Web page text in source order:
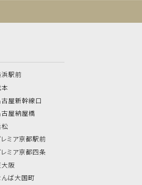
駅前
屋新幹線口
屋納屋橋
ミア京都駅前
ミア京都四条
阪
んば大国町